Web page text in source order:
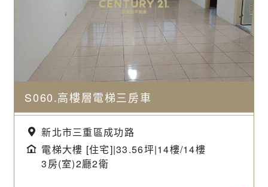
S060.高樓層電梯三房車
新北市三重區成功路
電梯大樓 [住宅]|33.56坪|14樓/14樓
3房(室)2廳2衛